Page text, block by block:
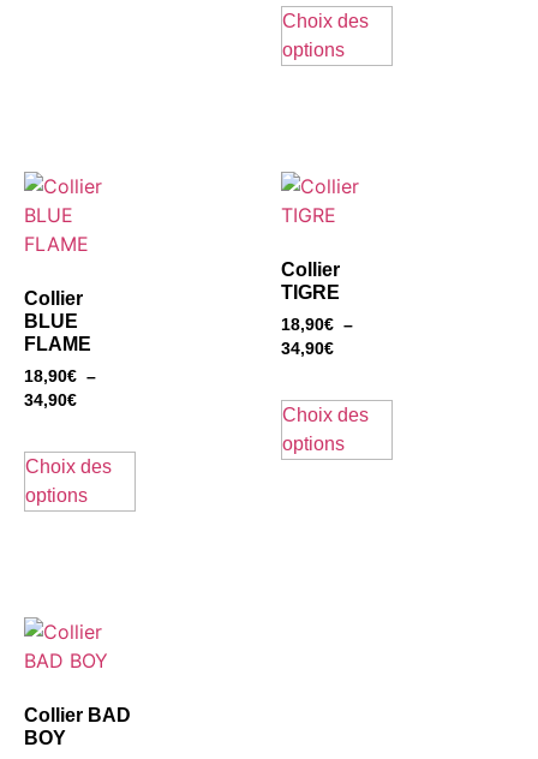
Choix des
options
Collier
BLUE
FLAME
18,90€ –
34,90€
Choix des
options
Collier
TIGRE
18,90€ –
34,90€
Choix des
options
Collier BAD
BOY